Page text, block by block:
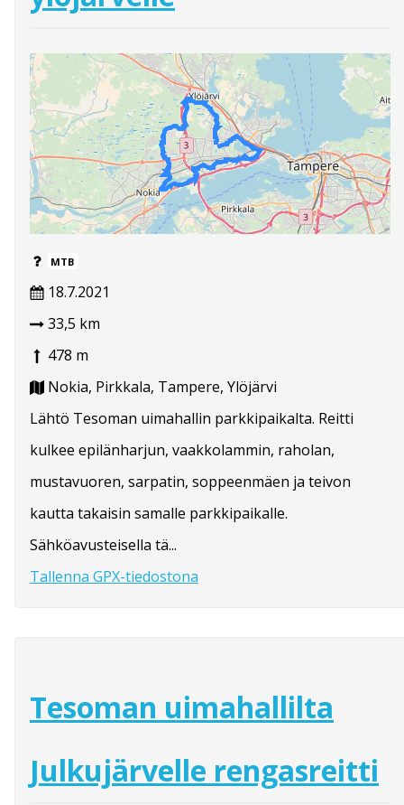
MTB
18.7.2021
33,5 km
478 m
Nokia, Pirkkala, Tampere, Ylöjärvi
Lähtö Tesoman uimahallin parkkipaikalta. Reitti
kulkee epilänharjun, vaakkolammin, raholan,
mustavuoren, sarpatin, soppeenmäen ja teivon
kautta takaisin samalle parkkipaikalle.
Sähköavusteisella tä...
Tallenna GPX-tiedostona
Tesoman uimahallilta
Julkujärvelle rengasreitti